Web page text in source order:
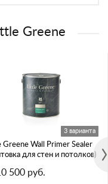
Greene
3 варианта
Greene Wall Primer Sealer
для стен и потолков)
500 руб.